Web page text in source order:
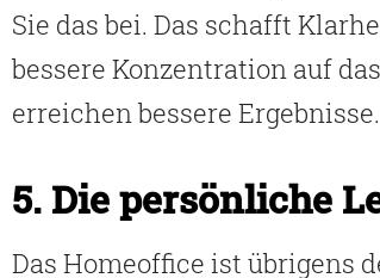
Sie das bei. Das schafft
bessere Konzentration auf
erreichen bessere Ergebnisse.
5. Die persönliche
Das Homeoffice ist übrigens